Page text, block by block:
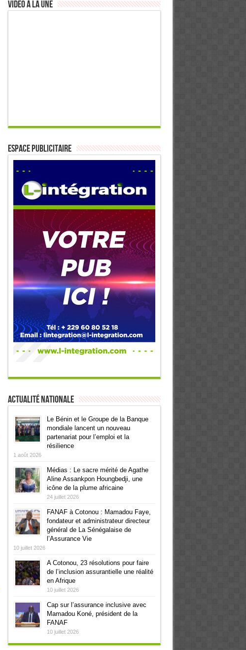
Video à la Une
ESPACE PUBLICITAIRE
Actualité Nationale
Le Bénin et le Groupe de la Banque
mondiale lancent un nouveau
partenariat pour l’emploi et la
résilience
1 août 2026
Médias : Le sacre mérité de Agathe
Aline Assankpon Houngbedji, une
icône de la plume africaine
24 juillet 2026
FANAF à Cotonou : Mamadou Faye,
fondateur et administrateur directeur
général de La Sénégalaise de
l’Assurance Vie
10 juillet 2026
A Cotonou, 23 résolutions pour faire
de l’inclusion assurantielle une réalité
en Afrique
10 juillet 2026
Cap sur l’assurance inclusive avec
Mamadou Koné, président de la
FANAF
10 juillet 2026